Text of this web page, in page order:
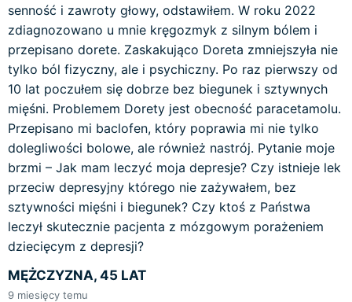
senność i zawroty głowy, odstawiłem. W roku 2022
zdiagnozowano u mnie kręgozmyk z silnym bólem i
przepisano dorete. Zaskakująco Doreta zmniejszyła nie
tylko ból fizyczny, ale i psychiczny. Po raz pierwszy od
10 lat poczułem się dobrze bez biegunek i sztywnych
mięśni. Problemem Dorety jest obecność paracetamolu.
Przepisano mi baclofen, który poprawia mi nie tylko
dolegliwości bolowe, ale również nastrój. Pytanie moje
brzmi – Jak mam leczyć moja depresje? Czy istnieje lek
przeciw depresyjny którego nie zażywałem, bez
sztywności mięśni i biegunek? Czy ktoś z Państwa
leczył skutecznie pacjenta z mózgowym porażeniem
dziecięcym z depresji?
MĘŻCZYZNA, 45 LAT
9 miesięcy temu